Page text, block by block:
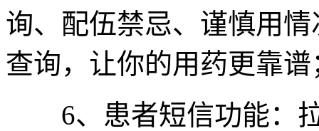
询、配伍禁忌、谨慎用
查询，让你的用药更靠谱
6、患者短信功能：拉